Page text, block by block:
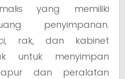
yang memiliki
penyimpanan.
rak, dan kabinet
untuk menyimpan
dan peralatan